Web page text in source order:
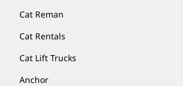
Cat Reman
Cat Rentals
Cat Lift Trucks
Anchor